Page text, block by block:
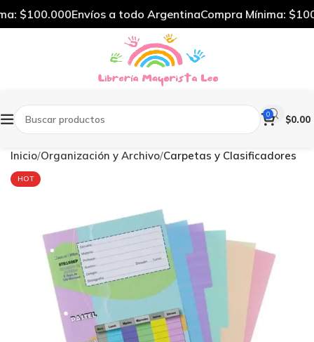
0 $0.00
Inicio Organización y Archivo Carpetas y Clasificadores
HOT
$100.000Envíos a todo ArgentinaCompra Mínima: